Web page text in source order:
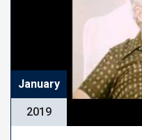
January
2019